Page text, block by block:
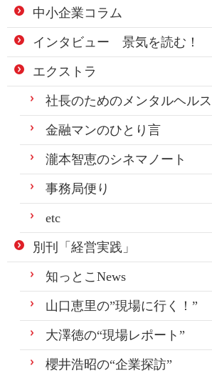
中小企業コラム
インタビュー 景気を読む！
エクストラ
社長のためのメンタルヘル
金融マンのひとり言
瀧本智恵のシネマノート
事務局便り
etc
別刊「経営実践」
知っとこNews
山口恵里の”現場に行く！”
大澤徳の“現場レポート”
櫻井浩昭の“企業探訪”